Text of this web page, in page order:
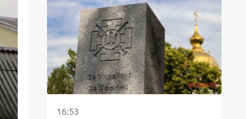
фонтаны
16:53